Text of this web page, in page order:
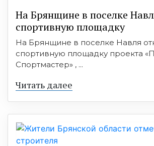
На Брянщине в поселке
спортивную площадку
На Брянщине в поселке Навля
спортивную площадку проекта
Спортмастер» , ...
Читать далее